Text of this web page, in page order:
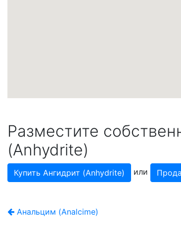
Разместите
(Anhydrite)
Купить Ангидрит (Anhydrite) или
Анальцим (Analcime)